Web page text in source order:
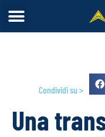
Condividi su >
Una